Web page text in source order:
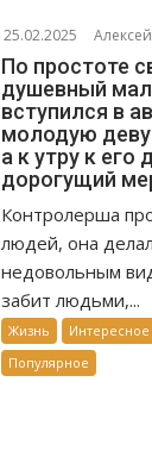
25.02.2025 Алексей
По простоте
душевный
вступился в
молодую
а к утру к его
дорогущий
Контролерша
людей, она
недовольным
забит людьми,...
Жизнь Интересное
Популярное